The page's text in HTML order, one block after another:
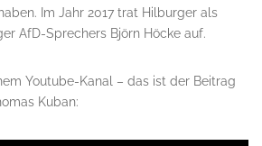
Im Jahr 2017 trat Hilburger als
AfD-Sprechers Björn Höcke auf.
Youtube-Kanal – das ist der Beitrag
Kuban: